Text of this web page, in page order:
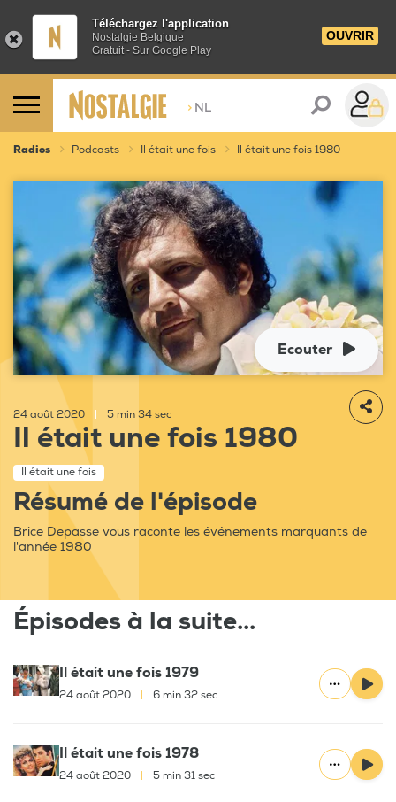
Téléchargez l'application
Nostalgie Belgique
Gratuit - Sur Google Play
OUVRIR
> NL
Radios Podcasts Il était une fois Il était une fois 1980
Ecouter
24 août 2020 5 min 34 sec
Il était une fois 1980
Il était une fois
Résumé de l'épisode
Brice Depasse vous raconte les événements marquants de
l'année 1980
Épisodes à la suite...
Il était une fois 1979
24 août 2020 6 min 32 sec
Il était une fois 1978
24 août 2020 5 min 31 sec